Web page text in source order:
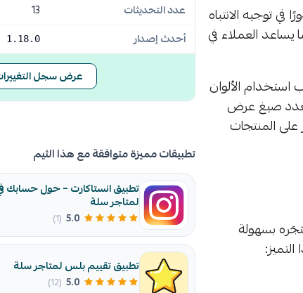
عدد التحديثات
13
أحدث إصدار
1.18.0
عرض سجل
تطبيقات مميزة متوافقة مع هذا الثيم
تطبيق انستاكارت – حول حسابك
لمتاجر سلة
5.0
(1)
تطبيق تقييم بلس لمتاجر سلة
5.0
(12)
توجيه الانتباه
يساعد العملاء في
استخدام الألوان
صيغ عرض
المنتجات
بسهولة